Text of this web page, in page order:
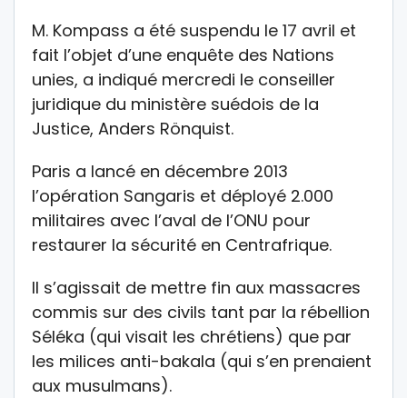
M. Kompass a été suspendu le 17 avril et
fait l’objet d’une enquête des Nations
unies, a indiqué mercredi le conseiller
juridique du ministère suédois de la
Justice, Anders Rönquist.
Paris a lancé en décembre 2013
l’opération Sangaris et déployé 2.000
militaires avec l’aval de l’ONU pour
restaurer la sécurité en Centrafrique.
Il s’agissait de mettre fin aux massacres
commis sur des civils tant par la rébellion
Séléka (qui visait les chrétiens) que par
les milices anti-bakala (qui s’en prenaient
aux musulmans).